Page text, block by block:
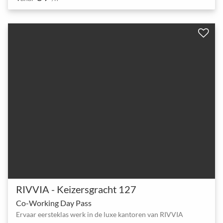
RIVVIA - Keizersgracht 127
Co-Working Day Pass
Ervaar eersteklas werk in de luxe kantoren van RIVVIA